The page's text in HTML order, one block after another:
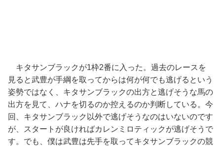
キタサンブラックが1枠2番に入った。過去のレースを
見ると武豊が手綱を取ってからは何が何でも逃げるという
姿勢ではなく、キタサンブラックの出方と逃げそうな馬の
出方を見て、ハナを切るのか控えるのか判断している。今
回、キタサンブラック以外で逃げそうなのはいないのです
が、スタートが良ければカレンミロティックが逃げそうで
す。でも、僕は武豊は先手を取ってキタサンブラックの競